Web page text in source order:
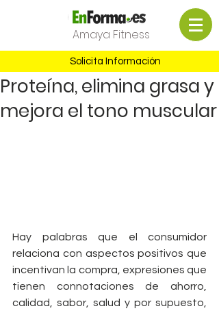
Amaya Fitness
Solicita Información
Proteína, elimina grasa y
mejora el tono muscular
Hay palabras que el consumidor
relaciona con aspectos positivos que
incentivan la compra, expresiones que
tienen connotaciones de ahorro,
calidad, sabor, salud y por supuesto,